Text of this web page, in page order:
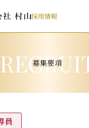
採用情報
募集要項
員